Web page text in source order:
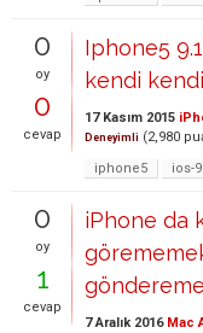
0
oy
0
cevap
Iphone5
kendi
17 Kasım 2015
Deneyimli (2,980
iphone5
ios-9
0
oy
1
cevap
iPhone da
7 Aralık 2016 Mac